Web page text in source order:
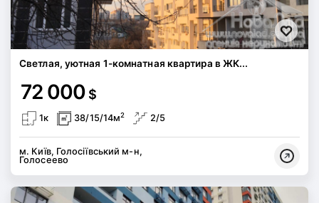
Светлая, уютная 1-комнатная квартира в ЖК...
72 000 $
1к 38/15/14м2 2/5
м. Київ, Голосіївський м-н,
Голосеево